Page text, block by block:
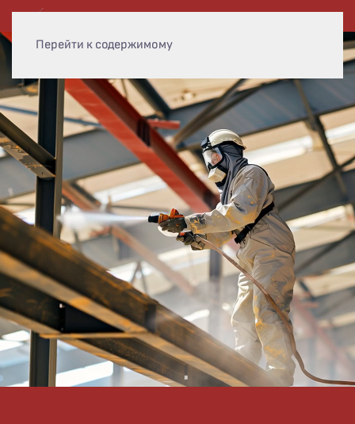
Перейти к содержимому